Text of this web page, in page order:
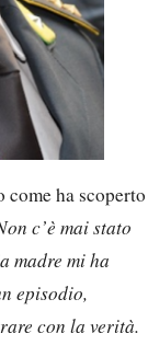
come ha scoperto
c’è mai stato
madre mi ha
episodio,
con la verità.